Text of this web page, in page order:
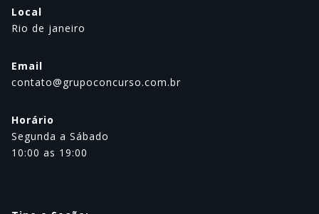
Local
Rio de janeiro
Email
contato@grupoconcurso.com.br
Horário
Segunda a Sábado
10:00 as 19:00